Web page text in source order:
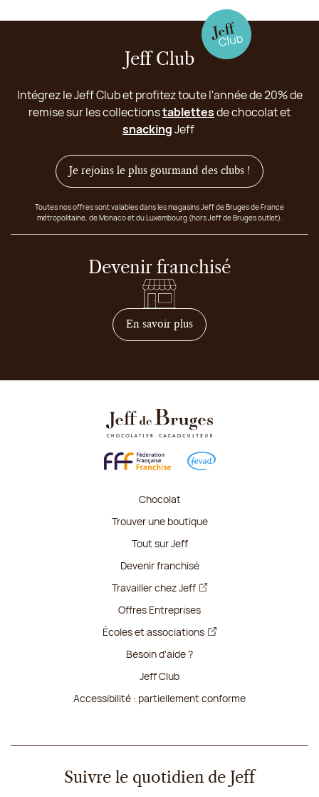
Jeff Club
Intégrez le Jeff Club et profitez toute l'année de 20% de
remise sur les collectionstablettesde chocolat et
snackingJeff
Je rejoins le plus gourmand des clubs !
Toutes nos offres sont valables dans les magasins Jeff de Bruges de France
métropolitaine, de Monaco et du Luxembourg (hors Jeff de Bruges outlet).
Devenir franchisé
En savoir plussur comment devenir
Chocolat
Trouver une boutique
Tout sur Jeff
Devenir franchisé
Travailler chez Jeff
Offres Entreprises
Écoles et associations
Besoin d'aide ?
Jeff Club
Accessibilité : partiellement conforme
Suivre le quotidien de Jeff